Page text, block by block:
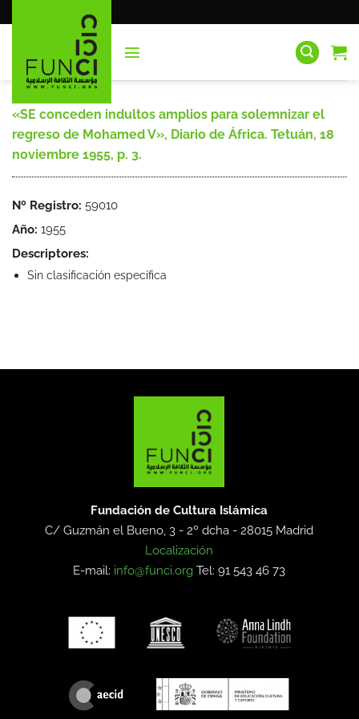
al
«SE conceden indultos amplios para solemnizar el
regreso de Mohamed V», Diario de África. Tetuán, 18
noviembre 1955, p. 3.
Nº Registro: 59010
Año: 1955
Descriptores:
Sin clasificación específica
Fundación de Cultura Islámica
C/ Guzmán el Bueno, 3 - 2º dcha -28015 Madrid
Localización
E-mail: info@funci.org Tel: 91 543 46 73